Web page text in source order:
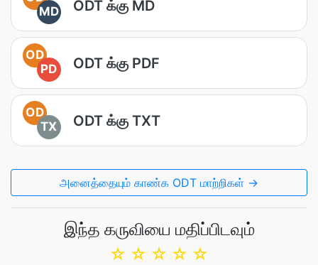
MD
ODT க்கு MD
OD
PD
ODT க்கு PDF
OD
TX
ODT க்கு TXT
அனைத்தையும் காண்க ODT மாற்றிகள் →
இந்த கருவியை மதிப்பிடவும்
☆
☆
☆
☆
☆